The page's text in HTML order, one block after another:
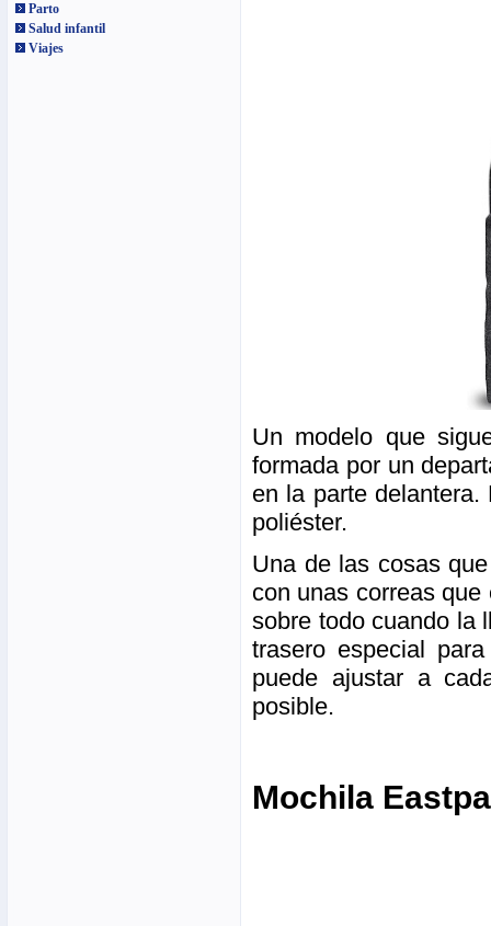
Parto
Salud infantil
Viajes
Un modelo que
formada por un
en la parte
poliéster.
Una de las cosas
con unas correas
sobre todo cuando la
trasero especial
puede ajustar a
posible.
Mochila